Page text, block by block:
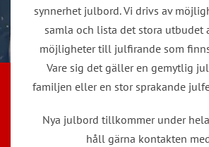
synnerhet julbord. Vi drivs av
samla och lista det stora utbudet
möjligheter till julfirande som
Vare sig det gäller en gemytlig
familjen eller en stor sprakande
Nya julbord tillkommer under
håll gärna kontakten